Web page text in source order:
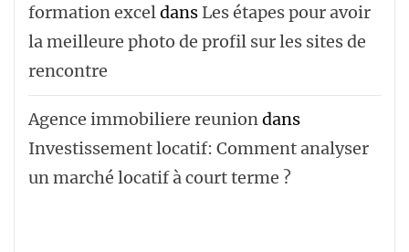
formation exceldans Les étapes pour avoir
la meilleure photo de profil sur les sites de
rencontre
Agence immobiliere reuniondans
Investissement locatif: Comment analyser
un marché locatif à court terme ?